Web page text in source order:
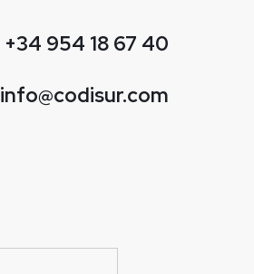
+34 954 18 67 40
info@codisur.com